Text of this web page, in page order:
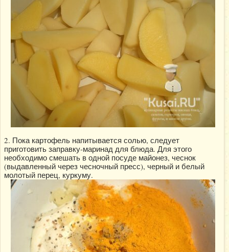
2. Пока картофель напитывается солью, следует
приготовить заправку-маринад для блюда. Для этого
необходимо смешать в одной посуде майонез, чеснок
(выдавленный через чесночный пресс), черный и белый
молотый перец, куркуму.